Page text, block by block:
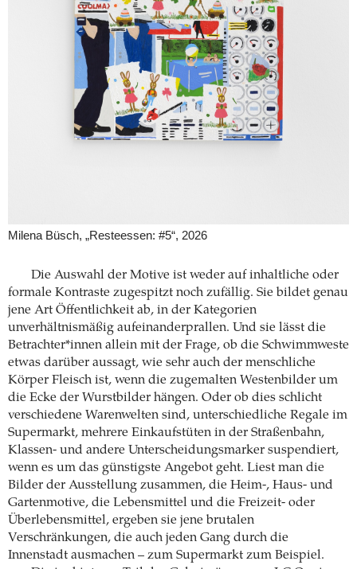
Milena Büsch, „Resteessen: #5“, 2026
Die Auswahl der Motive ist weder auf inhaltliche oder
formale Kontraste zugespitzt noch zufällig. Sie bildet genau
jene Art Öffentlichkeit ab, in der Kategorien
unverhältnismäßig aufeinanderprallen. Und sie lässt die
Betrachter*innen allein mit der Frage, ob die Schwimmweste
etwas darüber aussagt, wie sehr auch der menschliche
Körper Fleisch ist, wenn die zugemalten Westenbilder um
die Ecke der Wurstbilder hängen. Oder ob dies schlicht
verschiedene Warenwelten sind, unterschiedliche Regale im
Supermarkt, mehrere Einkaufstüten in der Straßenbahn,
Klassen- und andere Unterscheidungsmarker suspendiert,
wenn es um das günstigste Angebot geht. Liest man die
Bilder der Ausstellung zusammen, die Heim-, Haus- und
Gartenmotive, die Lebensmittel und die Freizeit- oder
Überlebensmittel, ergeben sie jene brutalen
Verschränkungen, die auch jeden Gang durch die
Innenstadt ausmachen – zum Supermarkt zum Beispiel.